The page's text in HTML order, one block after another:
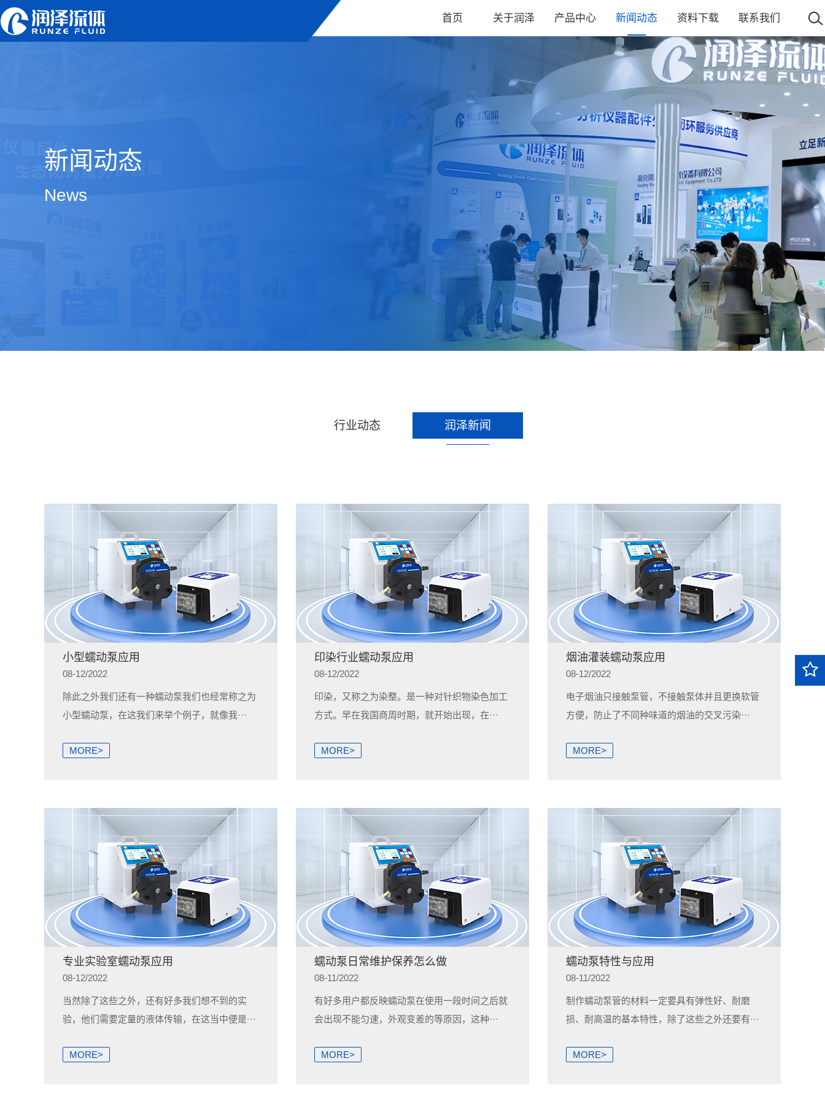
首页 关于润泽 产品中心 新闻动态 资料下载 联系我们
新闻动态
News
行业动态 润泽新闻
小型蠕动泵应用
08-12/2022
除此之外我们还有一种蠕动泵我们也经常称之为
小型蠕动泵，在这我们来举个例子，就像我···
MORE>
印染行业蠕动泵应用
08-12/2022
印染，又称之为染整。是一种对针织物染色加工
方式。早在我国商周时期，就开始出现，在···
MORE>
烟油灌装蠕动泵应用
08-12/2022
电子烟油只接触泵管，不接触泵体并且更换软管
方便，防止了不同种味道的烟油的交叉污染···
MORE>
专业实验室蠕动泵应用
08-12/2022
当然除了这些之外，还有好多我们想不到的实
验，他们需要定量的液体传输，在这当中便是···
MORE>
蠕动泵日常维护保养怎么做
08-11/2022
有好多用户都反映蠕动泵在使用一段时间之后就
会出现不能匀速，外观变差的等原因，这种···
MORE>
蠕动泵特性与应用
08-11/2022
制作蠕动泵管的材料一定要具有弹性好、耐磨
损、耐高温的基本特性，除了这些之外还要有···
MORE>